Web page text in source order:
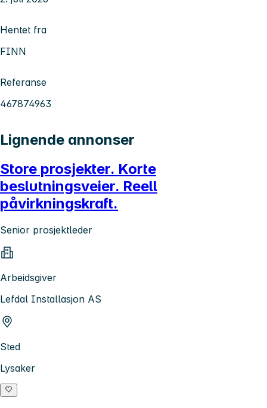
Hentet fra
FINN
Referanse
467874963
Lignende annonser
Store prosjekter. Korte
beslutningsveier. Reell
påvirkningskraft.
Senior prosjektleder
Arbeidsgiver
Lefdal Installasjon AS
Sted
Lysaker